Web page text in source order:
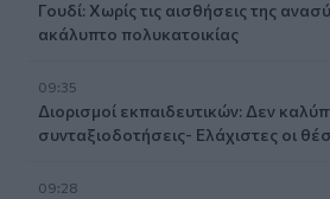
Γουδί: Χωρίς τις αισθήσεις της
ακάλυπτο πολυκατοικίας
09:35
Διορισμοί εκπαιδευτικών: Δεν
συνταξιοδοτήσεις- Ελάχιστες οι
09:28